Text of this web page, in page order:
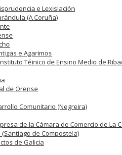
e Lexislación
(A Coruña)
e Agarimos
Téinico de Ensino Medio de
de Orense
Comunitario (Negreira)
de la Cámara de Comercio de La
de Compostela)
de Galicia